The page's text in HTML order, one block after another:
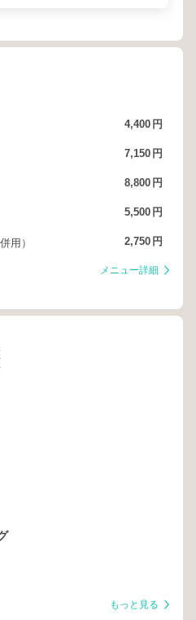
4,400 円
7,150 円
8,800 円
5,500 円
用） 2,750 円
メニュー詳細
もっと見る